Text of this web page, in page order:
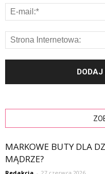
MARKOWE BUTY DLA
MĄDRZE?